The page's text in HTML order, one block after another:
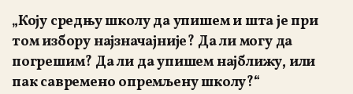
„Коју средњу школу да упишем и шта је при
том избору најзначајније? Да ли могу да
погрешим? Да ли да упишем најближу, или
пак савремено опремљену школу?“